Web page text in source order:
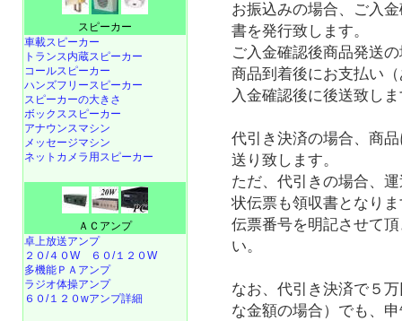
お振込みの場合、ご入
書を発行致します。
ご入金確認後商品発送
商品到着後にお支払い
入金確認後に後送致し
代引き決済の場合、商
送り致します。
ただ、代引きの場合、
状伝票も領収書となり
伝票番号を明記させて
い。
なお、代引き決済で５
な金額の場合）でも、
スピーカー
車載スピーカー
トランス内蔵スピーカー
コールスピーカー
ハンズフリースピーカー
スピーカーの大きさ
ボックススピーカー
アナウンスマシン
メッセージマシン
ネットカメラ用スピーカー
ＡＣアンプ
卓上放送アンプ
２０/４０W
６０/１２０W
多機能ＰＡアンプ
ラジオ体操アンプ
６０/１２０wアンプ詳細